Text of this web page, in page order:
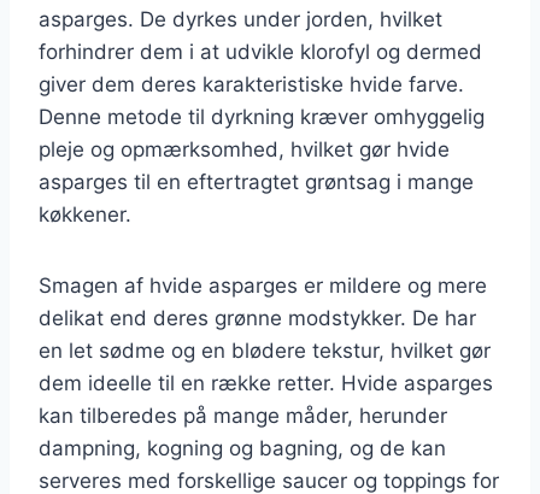
asparges. De dyrkes under jorden, hvilket
forhindrer dem i at udvikle klorofyl og dermed
giver dem deres karakteristiske hvide farve.
Denne metode til dyrkning kræver omhyggelig
pleje og opmærksomhed, hvilket gør hvide
asparges til en eftertragtet grøntsag i mange
køkkener.
Smagen af hvide asparges er mildere og mere
delikat end deres grønne modstykker. De har
en let sødme og en blødere tekstur, hvilket gør
dem ideelle til en række retter. Hvide asparges
kan tilberedes på mange måder, herunder
dampning, kogning og bagning, og de kan
serveres med forskellige saucer og toppings for